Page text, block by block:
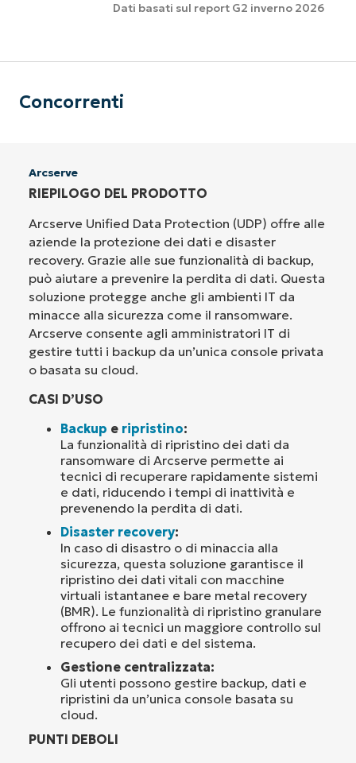
Dati basati sul report G2 inverno 2026
Concorrenti
Arcserve
RIEPILOGO DEL PRODOTTO
Arcserve Unified Data Protection (UDP) offre alle
aziende la protezione dei dati e disaster
recovery. Grazie alle sue funzionalità di backup,
può aiutare a prevenire la perdita di dati. Questa
soluzione protegge anche gli ambienti IT da
minacce alla sicurezza come il ransomware.
Arcserve consente agli amministratori IT di
gestire tutti i backup da un’unica console privata
o basata su cloud.
CASI D’USO
Backup e ripristino:
La funzionalità di ripristino dei dati da
ransomware di Arcserve permette ai
tecnici di recuperare rapidamente sistemi
e dati, riducendo i tempi di inattività e
prevenendo la perdita di dati.
Disaster recovery:
In caso di disastro o di minaccia alla
sicurezza, questa soluzione garantisce il
ripristino dei dati vitali con macchine
virtuali istantanee e bare metal recovery
(BMR). Le funzionalità di ripristino granulare
offrono ai tecnici un maggiore controllo sul
recupero dei dati e del sistema.
Gestione centralizzata:
Gli utenti possono gestire backup, dati e
ripristini da un’unica console basata su
cloud.
PUNTI DEBOLI